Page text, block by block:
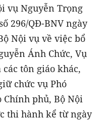
vụ Nguyễn Trọng
296/QĐ-BNV ngày
Nội vụ về việc bổ
Ánh Chức, Vụ
tôn giáo khác,
chức vụ Phó
Chính phủ, Bộ Nội
thi hành kể từ ngày